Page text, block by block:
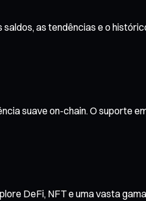
as tendências e o
suave on-chain. O suporte
DeFi, NFT e uma vasta